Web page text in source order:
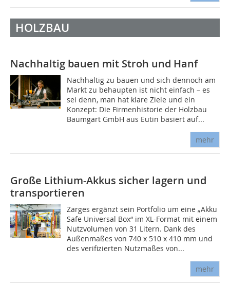
HOLZBAU
Nachhaltig bauen mit Stroh und Hanf
Nachhaltig zu bauen und sich dennoch am
Markt zu behaupten ist nicht einfach – es
sei denn, man hat klare Ziele und ein
Konzept: Die Firmenhistorie der Holzbau
Baumgart GmbH aus Eutin basiert auf...
mehr
Große Lithium-Akkus sicher lagern und
transportieren
Zarges ergänzt sein Portfolio um eine „Akku
Safe Universal Box“ im XL-Format mit einem
Nutzvolumen von 31 Litern. Dank des
Außenmaßes von 740 x 510 x 410 mm und
des verifizierten Nutzmaßes von...
mehr